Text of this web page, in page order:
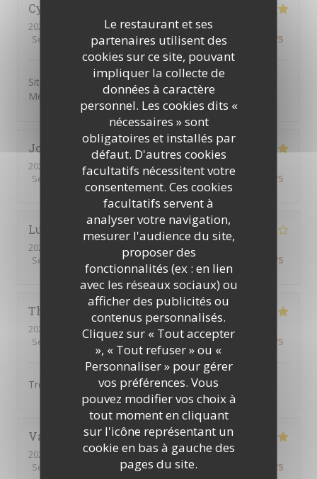
Le restaurant et ses
partenaires utilisent des
cookies sur ce site, pouvant
impliquer la collecte de
données à caractère
personnel. Les cookies dits «
nécessaires » sont
obligatoires et installés par
défaut. D'autres cookies
facultatifs nécessitent votre
consentement. Ces cookies
facultatifs servent à
analyser votre navigation,
mesurer l'audience du site,
proposer des
fonctionnalités (ex : en lien
avec les réseaux sociaux) ou
afficher des publicités ou
contenus personnalisés.
Cliquez sur « Tout accepter
», « Tout refuser » ou «
Personnaliser » pour gérer
vos préférences. Vous
pouvez modifier vos choix à
tout moment en cliquant
sur l'icône représentant un
cookie en bas à gauche des
pages du site.
Cynthia i
2026-08-04
- 18:15 - Couverts 4
Service
Ambiance:5/5 Cuisine:5/5 Qualité / Prix /5
Situation parfaite pour aller au théâtre du Mogador,
Menu rapport-qualité prix top.
Johann
2026-08-04
- 22:30 - Couverts 2
Service
/5 Ambiance: 5 /5 Cuisine:5/5 Qualité / Prix /5
Lucie
2026-08-06
- 18:00 - Couverts 2
Service
Ambiance: 4/5 Cuisine:4 /5
Thao
2026-08-04
- 12:15 - Couverts 7
Service
Ambiance: 4/5 Cuisine :5/5 Qualité / Prix /5
Très bon plat cuisiné, il y en a pour tous les goûts.
Valérie
2026-08-04
- 18:00 - Couverts 2
Service
Ambiance: 5/5 Cuisine:5/5 /5